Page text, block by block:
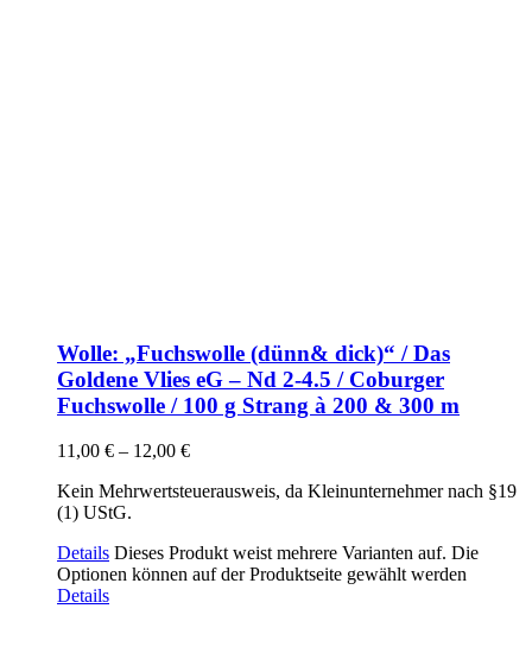
Wolle: „Fuchswolle (dünn& dick)“ / Das
Goldene Vlies eG – Nd 2-4.5 / Coburger
Fuchswolle / 100 g Strang à 200 & 300 m
11,00 € – 12,00 €
Kein Mehrwertsteuerausweis, da Kleinunternehmer nach §19
(1) UStG.
Details Dieses Produkt weist mehrere Varianten auf. Die
Optionen können auf der Produktseite gewählt werden
Details